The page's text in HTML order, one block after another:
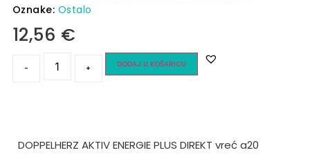
Oznake: Ostalo
12,56 €
- + DODAJ U KOŠARICU
DOPPELHERZ AKTIV ENERGIE PLUS DIREKT vreć a20